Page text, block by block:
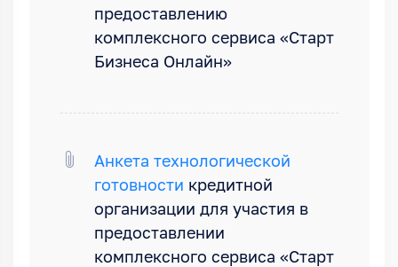
предоставлению
комплексного сервиса «Старт
Бизнеса Онлайн»
Анкета технологической
готовности кредитной
организации для участия в
предоставлении
комплексного сервиса «Старт